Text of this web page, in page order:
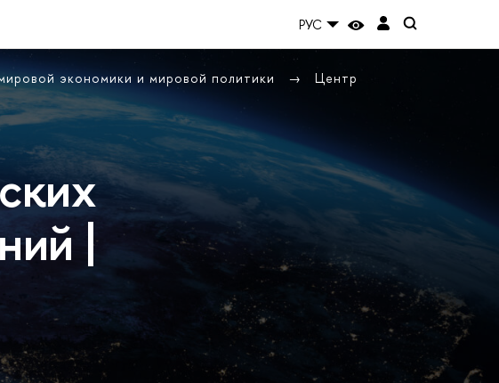
РУС
экономики и мировой политики
Центр
|